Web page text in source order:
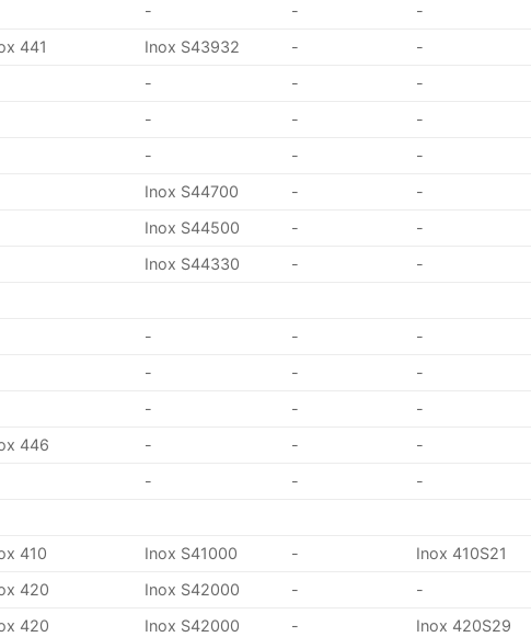
- - -
441 Inox S43932 - -
- - -
- - -
- - -
Inox S44700 - -
Inox S44500 - -
Inox S44330 - -
- - -
- - -
- - -
446 - - -
- - -
410 Inox S41000 - Inox 410S21
420 Inox S42000 - -
420 Inox S42000 - Inox 420S29